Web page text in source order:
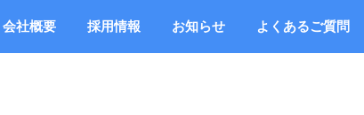
会社概要 採用情報 お知らせ よくあるご質問